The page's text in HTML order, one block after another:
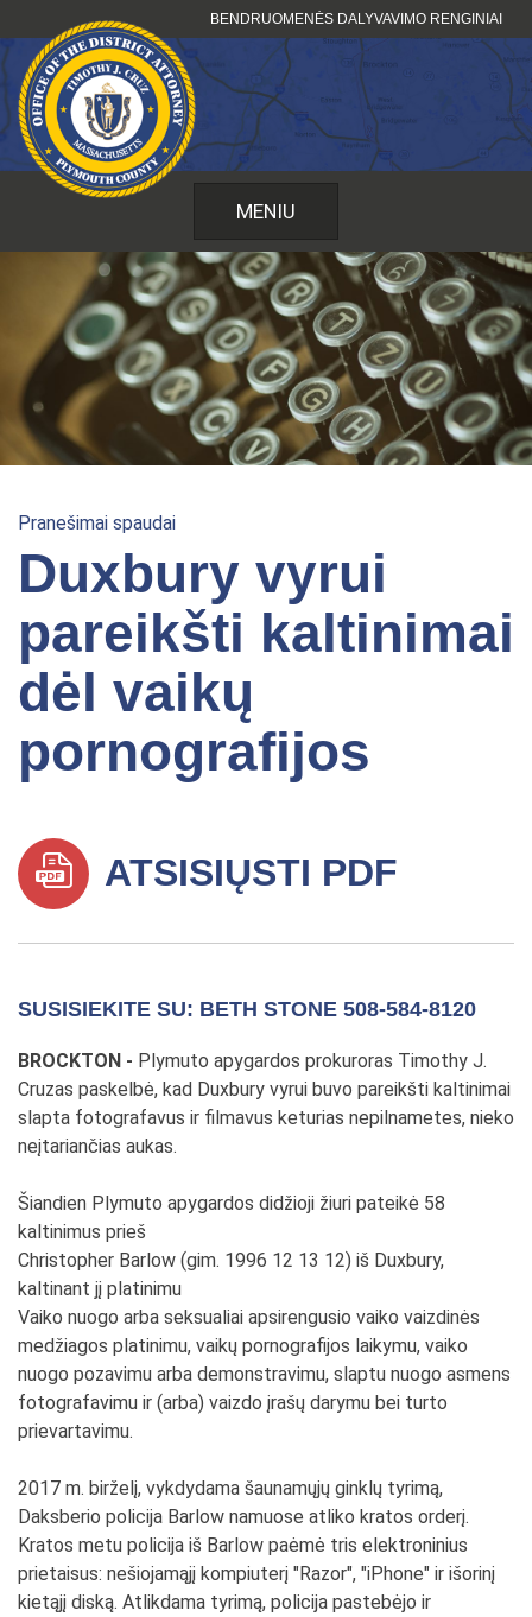
prie
turinio
BENDRUOMENĖS DALYVAVIMO RENGINIAI
MENIU
Pranešimai spaudai
Duxbury vyrui
pareikšti kaltinimai
dėl vaikų
pornografijos
ATSISIŲSTI PDF
SUSISIEKITE SU: BETH STONE 508-584-8120
BROCKTON - Plymuto apygardos prokuroras Timothy J.
Cruzas paskelbė, kad Duxbury vyrui buvo pareikšti kaltinimai
slapta fotografavus ir filmavus keturias nepilnametes, nieko
neįtariančias aukas.
Šiandien Plymuto apygardos didžioji žiuri pateikė 58
kaltinimus prieš
Christopher Barlow (gim. 1996 12 13 12) iš Duxbury,
kaltinant jį platinimu
Vaiko nuogo arba seksualiai apsirengusio vaiko vaizdinės
medžiagos platinimu, vaikų pornografijos laikymu, vaiko
nuogo pozavimu arba demonstravimu, slaptu nuogo asmens
fotografavimu ir (arba) vaizdo įrašų darymu bei turto
prievartavimu.
2017 m. birželį, vykdydama šaunamųjų ginklų tyrimą,
Daksberio policija Barlow namuose atliko kratos orderį.
Kratos metu policija iš Barlow paėmė tris elektroninius
prietaisus: nešiojamąjį kompiuterį "Razor", "iPhone" ir išorinį
kietąjį diską. Atlikdama tyrimą, policija pastebėjo ir